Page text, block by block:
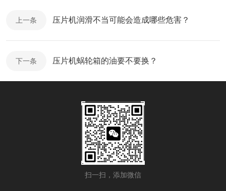
上一条 压片机润滑不当可能会造成哪些危害？
下一条 压片机蜗轮箱的油要不要换？
扫一扫，添加微信